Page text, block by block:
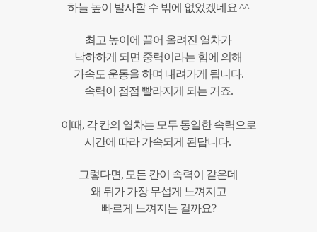
하늘 높이 발사할 수 밖에 없었겠네요 ^^
최고 높이에 끌어 올려진 열차가
낙하하게 되면 중력이라는 힘에 의해
가속도 운동을 하며 내려가게 됩니다.
속력이 점점 빨라지게 되는 거죠.
이때, 각 칸의 열차는 모두 동일한 속력으로
시간에 따라 가속되게 된답니다.
그렇다면, 모든 칸이 속력이 같은데
왜 뒤가 가장 무섭게 느껴지고
빠르게 느껴지는 걸까요?